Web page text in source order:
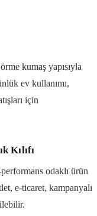
kumaş yapısıyla
ev kullanımı,
için
Kılıfı
odaklı ürün
e-ticaret, kampanyalı